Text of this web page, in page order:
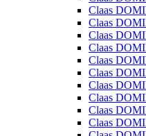
Claas
Claas
Claas
Claas
Claas
Claas
Claas
Claas
Claas
Claas